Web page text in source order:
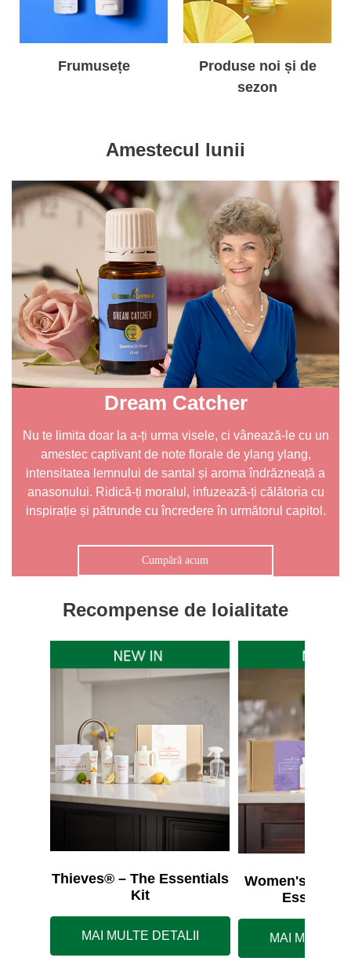
Frumusețe
Produse noi și de
sezon
Amestecul lunii
Dream Catcher
Nu te limita doar la a-ți urma visele, ci vânează-le cu un
amestec captivant de note florale de ylang ylang,
intensitatea lemnului de santal și aroma îndrăzneață a
anasonului. Ridică-ți moralul, infuzează-ți călătoria cu
inspirație și pătrunde cu încredere în următorul capitol.
Cumpără acum
Recompense de loialitate
Thieves® – The Essentials
Kit
MAI MULTE DETALII
Women's
MAI MULTE